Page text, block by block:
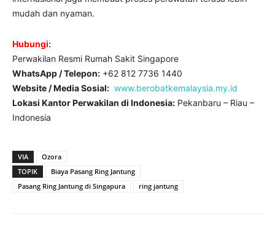
mudah dan nyaman.
Hubungi:
Perwakilan Resmi Rumah Sakit Singapore
WhatsApp / Telepon: +62 812 7736 1440
Website / Media Sosial: www.berobatkemalaysia.my.id
Lokasi Kantor Perwakilan di Indonesia: Pekanbaru – Riau –
Indonesia
VIA
Ozora
TOPIK
Biaya Pasang Ring Jantung
Pasang Ring Jantung di Singapura
ring jantung